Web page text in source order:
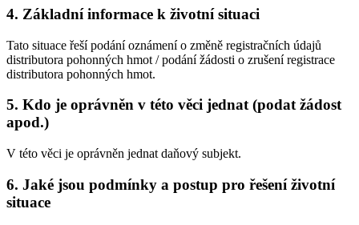
4. Základní informace k životní situaci
Tato situace řeší podání oznámení o změně registračních údajů
distributora pohonných hmot / podání žádosti o zrušení registrace
distributora pohonných hmot.
5. Kdo je oprávněn v této věci jednat (podat žádost
apod.)
V této věci je oprávněn jednat daňový subjekt.
6. Jaké jsou podmínky a postup pro řešení životní
situace